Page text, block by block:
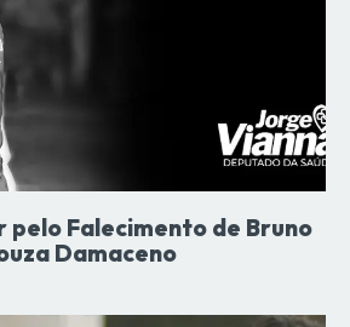
pelo Falecimento de Bruno
Damaceno